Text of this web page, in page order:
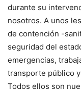
durante su
nosotros. A unos
de contención -
seguridad del
emergencias,
transporte público
Todos ellos son